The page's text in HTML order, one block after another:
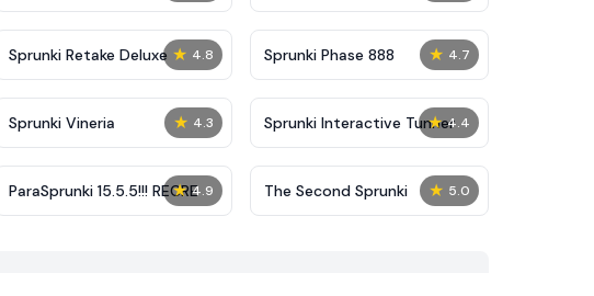
★ 4.8
Sprunki Retake Deluxe ★ 4.7
Sprunki Phase 888
★ 4.3
Sprunki Vineria ★ 4.4
Sprunki Interactive Tunner
★ 4.9
ParaSprunki 15.5.5!!! RECRE ★ 5.0
The Second Sprunki